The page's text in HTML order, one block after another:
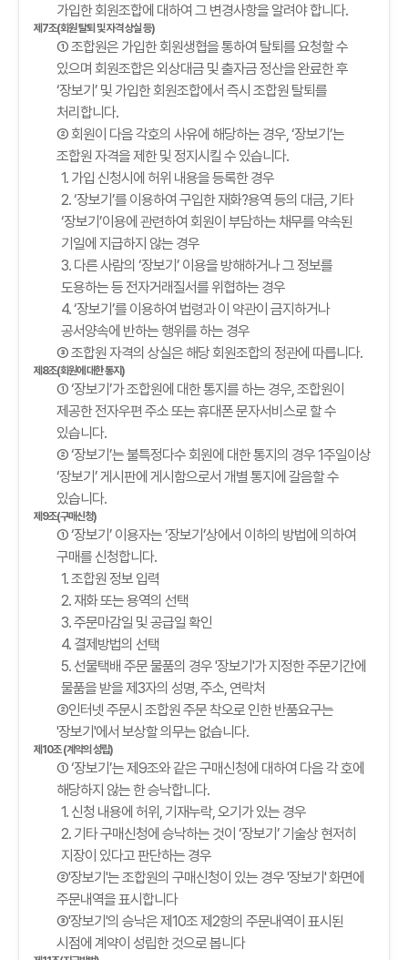
가입한 회원조합에 대하여 그 변경사항을 알려야 합니다.
제7조(회원 탈퇴 및 자격 상실 등)
① 조합원은 가입한 회원생협을 통하여 탈퇴를 요청할 수
있으며 회원조합은 외상대금 및 출자금 정산을 완료한 후
‘장보기’ 및 가입한 회원조합에서 즉시 조합원 탈퇴를
처리합니다.
② 회원이 다음 각호의 사유에 해당하는 경우, ‘장보기’는
조합원 자격을 제한 및 정지시킬 수 있습니다.
1. 가입 신청시에 허위 내용을 등록한 경우
2. ‘장보기’를 이용하여 구입한 재화?용역 등의 대금, 기타
‘장보기’이용에 관련하여 회원이 부담하는 채무를 약속된
기일에 지급하지 않는 경우
3. 다른 사람의 ‘장보기’ 이용을 방해하거나 그 정보를
도용하는 등 전자거래질서를 위협하는 경우
4. ‘장보기’를 이용하여 법령과 이 약관이 금지하거나
공서양속에 반하는 행위를 하는 경우
③ 조합원 자격의 상실은 해당 회원조합의 정관에 따릅니다.
제8조(회원에 대한 통지)
① ‘장보기’가 조합원에 대한 통지를 하는 경우, 조합원이
제공한 전자우편 주소 또는 휴대폰 문자서비스로 할 수
있습니다.
② ‘장보기’는 불특정다수 회원에 대한 통지의 경우 1주일이상
‘장보기’ 게시판에 게시함으로서 개별 통지에 갈음할 수
있습니다.
제9조(구매신청)
① ‘장보기’ 이용자는 ‘장보기’상에서 이하의 방법에 의하여
구매를 신청합니다.
1. 조합원 정보 입력
2. 재화 또는 용역의 선택
3. 주문마감일 및 공급일 확인
4. 결제방법의 선택
5. 선물택배 주문 물품의 경우 '장보기'가 지정한 주문기간에
물품을 받을 제3자의 성명, 주소, 연락처
②인터넷 주문시 조합원 주문 착오로 인한 반품요구는
'장보기'에서 보상할 의무는 없습니다.
제10조 (계약의 성립)
① ‘장보기’는 제9조와 같은 구매신청에 대하여 다음 각 호에
해당하지 않는 한 승낙합니다.
1. 신청 내용에 허위, 기재누락, 오기가 있는 경우
2. 기타 구매신청에 승낙하는 것이 ‘장보기’ 기술상 현저히
지장이 있다고 판단하는 경우
②'장보기'는 조합원의 구매신청이 있는 경우 '장보기' 화면에
주문내역을 표시합니다
③'장보기'의 승낙은 제10조 제2항의 주문내역이 표시된
시점에 계약이 성립한 것으로 봅니다